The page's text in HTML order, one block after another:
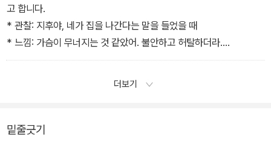
민혁이는 엄마에게 거짓말을 할 때 찜찜하지만 유쾌하고 통쾌하기도
하나 봐요. 솔직한 대화가 안 돼서 찜찜하지만, 거짓말을 통해 자기가
원하는 재미와 놀이의 욕구를 채울 수 있기 때문이지요.
- <욕구: |NVC생각| 욕구는 느낌의 근원> 중에서
고 합니다.
* 관찰: 지후야, 네가 집을 나간다는 말을 들었을 때
* 느낌: 가슴이 무너지는 것 같았어. 불안하고 허탈하더라.
* 욕구: 엄마는 너를 더욱 사랑하면서 이 집에서 행복하게 함께 살고
서 죄송하다는 말과 함께 자기도 가족끼리 행복하게 살기를 원한다고
더보기
밑줄긋기